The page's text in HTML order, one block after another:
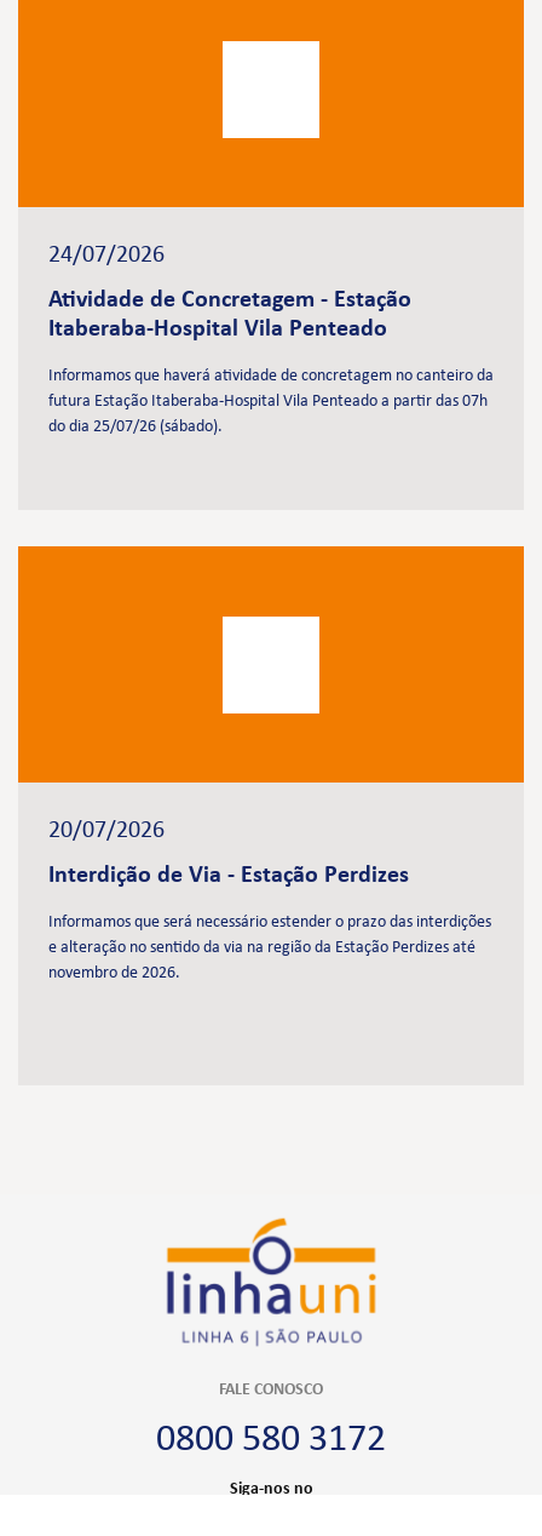
24/07/2026
Atividade de Concretagem - Estação
Itaberaba-Hospital Vila Penteado
Informamos que haverá atividade de concretagem no canteiro da
futura Estação Itaberaba-Hospital Vila Penteado a partir das 07h
do dia 25/07/26 (sábado).
20/07/2026
Interdição de Via - Estação Perdizes
Informamos que será necessário estender o prazo das interdições
e alteração no sentido da via na região da Estação Perdizes até
novembro de 2026.
FALE CONOSCO
0800 580 3172
Siga-nos no